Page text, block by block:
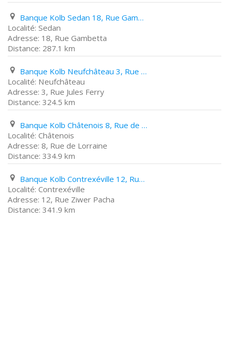
Banque Kolb Sedan 18, Rue Gambetta
Sedan
18, Rue Gambetta
287.1 km
Banque Kolb Neufchâteau 3, Rue Jules Ferry
Neufchâteau
3, Rue Jules Ferry
324.5 km
Banque Kolb Châtenois 8, Rue de Lorraine
Châtenois
8, Rue de Lorraine
334.9 km
Banque Kolb Contrexéville 12, Rue Ziwer Pacha
Contrexéville
12, Rue Ziwer Pacha
341.9 km